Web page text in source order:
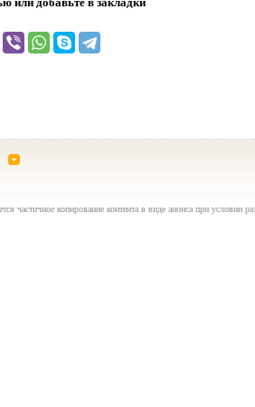
частичное копирование контента в виде анонса при условии